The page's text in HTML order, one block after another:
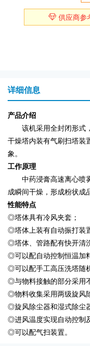
供应商参
详细信息
产品介绍
该机采用全封闭形式，
干燥塔内装有气刷扫塔装
象。
工作原理
中药浸膏高速离心喷雾
成瞬间干燥，形成粉状成
性能特点
◎塔体具有冷风夹套；
◎塔体上装有自动振打装
◎塔体、管路配有快开清
◎可以配自动控制恒温加
◎可以配手工高压洗塔随
◎与物料接触的部分采用
◎物料收集采用两级旋风
◎旋风除尘器和湿式除尘
◎进风温度实现自动控制
◎可以配气扫装置。